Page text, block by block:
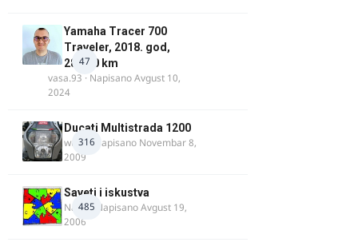
47
Yamaha Tracer 700
Traveler, 2018. god,
28.100 km
vasa.93 · NapisanoAvgust 10,
2024
316
Ducati Multistrada 1200
wulfy· Napisano Novembar 8,
2009
485
Saveti i iskustva
Najzli· NapisanoAvgust 19,
2006